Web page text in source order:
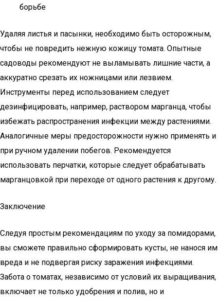
борьбе
Удаляя листья и пасынки, необходимо быть осторожным,
чтобы не повредить нежную кожицу томата. Опытные
садоводы рекомендуют не выламывать лишние части, а
аккуратно срезать их ножницами или лезвием.
Инструменты перед использованием следует
дезинфицировать, например, раствором марганца, чтобы
избежать распространения инфекции между растениями.
Аналогичные меры предосторожности нужно применять и
при ручном удалении побегов. Рекомендуется
использовать перчатки, которые следует обрабатывать
марганцовкой при переходе от одного растения к другому.
Заключение
Следуя простым рекомендациям по уходу за помидорами,
вы сможете правильно сформировать кусты, не нанося им
вреда и не подвергая риску заражения инфекциями.
Забота о томатах, независимо от условий их выращивания,
включает не только удобрения и полив, но и